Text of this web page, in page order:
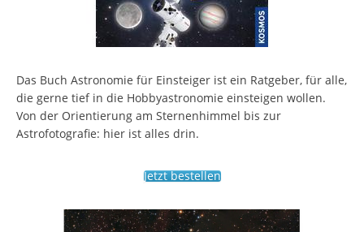
Das Buch Astronomie für Einsteiger ist ein Ratgeber, für alle,
die gerne tief in die Hobbyastronomie einsteigen wollen.
Von der Orientierung am Sternenhimmel bis zur
Astrofotografie: hier ist alles drin.
Jetzt bestellen